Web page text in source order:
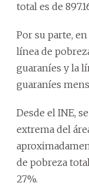
total es de
Por su parte,
línea de
guaraníes y la
guaraníes
Desde el INE,
extrema del
de pobreza
27%.